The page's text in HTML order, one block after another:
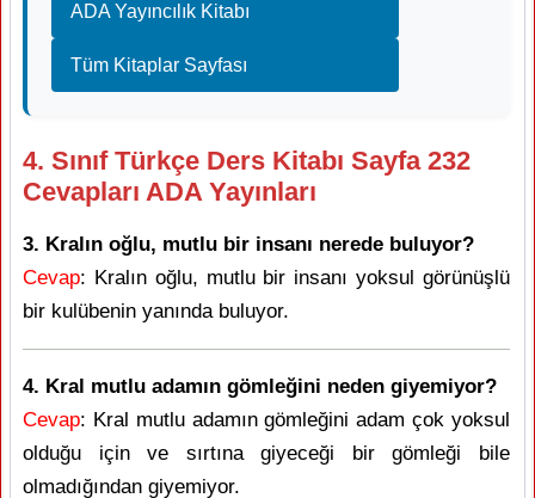
ADA Yayıncılık Kitabı
Tüm Kitaplar Sayfası
4. Sınıf Türkçe Ders Kitabı Sayfa 232
Cevapları ADA Yayınları
3. Kralın oğlu, mutlu bir insanı nerede buluyor?
Cevap: Kralın oğlu, mutlu bir insanı yoksul görünüşlü
bir kulübenin yanında buluyor.
4. Kral mutlu adamın gömleğini neden giyemiyor?
Cevap: Kral mutlu adamın gömleğini adam çok yoksul
olduğu için ve sırtına giyeceği bir gömleği bile
olmadığından giyemiyor.